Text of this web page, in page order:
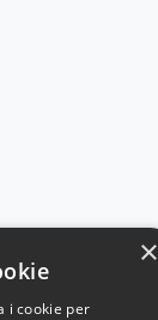
×
i cookie per